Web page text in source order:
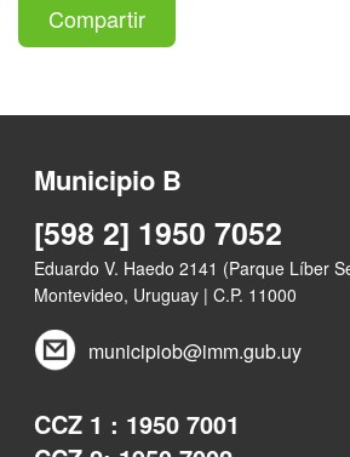
Compartir
Municipio B
[598 2] 1950 7052
Eduardo V. Haedo 2141 (Parque Líber
Montevideo, Uruguay | C.P. 11000
municipiob@imm.gub.uy
CCZ 1 : 1950 7001